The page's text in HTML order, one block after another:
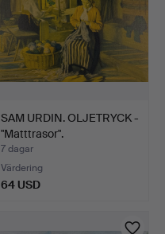
SAM URDIN. OLJETRYCK -
"Matttrasor".
7 dagar
Värdering
64 USD